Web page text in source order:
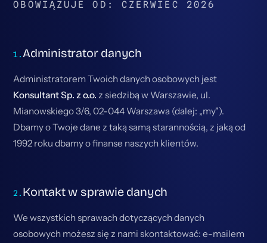
OBOWIĄZUJE OD: CZERWIEC 2026
Administrator danych
Administratorem Twoich danych osobowych jest
Konsultant Sp. z o.o. z siedzibą w Warszawie, ul.
Mianowskiego 3/6, 02-044 Warszawa (dalej: „my").
Dbamy o Twoje dane z taką samą starannością, z jaką od
1992 roku dbamy o finanse naszych klientów.
Kontakt w sprawie danych
We wszystkich sprawach dotyczących danych
osobowych możesz się z nami skontaktować: e-mailem